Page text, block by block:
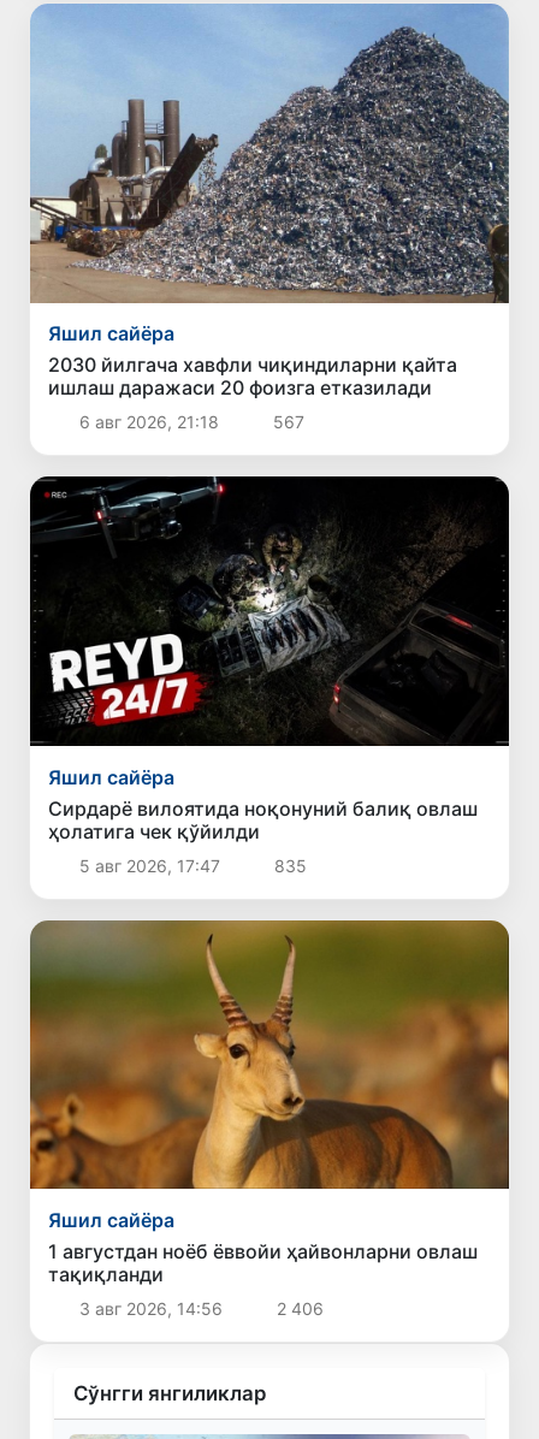
Яшил сайёра
2030 йилгача хавфли чиқиндиларни қайта
ишлаш даражаси 20 фоизга етказилади
6 авг 2026, 21:18 567
Яшил сайёра
Сирдарё вилоятида ноқонуний балиқ овлаш
ҳолатига чек қўйилди
5 авг 2026, 17:47 835
Яшил сайёра
1 августдан ноёб ёввойи ҳайвонларни овлаш
тақиқланди
3 авг 2026, 14:56 2 406
Сўнгги янгиликлар